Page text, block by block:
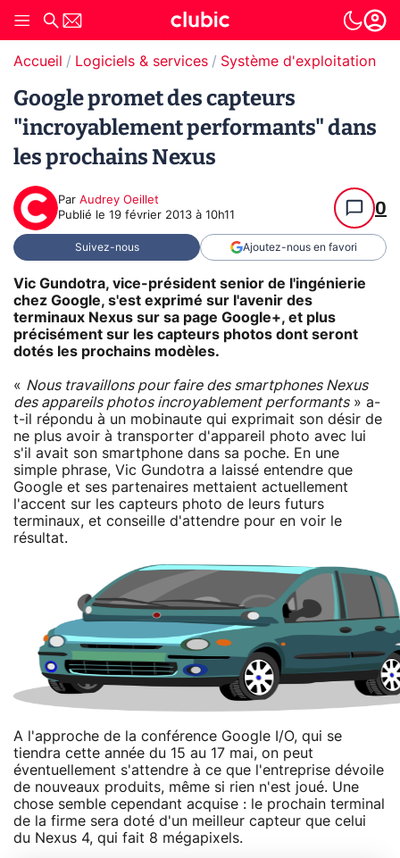
Accueil Logiciels & services Système d'exploitation
Google promet des capteurs
"incroyablement performants" dans
les prochains Nexus
Par Audrey Oeillet
Publié le 19 février 2013 à 10h11 0
Suivez-nous Ajoutez-nous en favori
Vic Gundotra, vice-président senior de l'ingénierie
chez Google, s'est exprimé sur l'avenir des
terminaux Nexus sur sa page Google+, et plus
précisément sur les capteurs photos dont seront
dotés les prochains modèles.
« Nous travaillons pour faire des smartphones Nexus
des appareils photos incroyablement performants» a-
t-il répondu à un mobinaute qui exprimait son désir de
ne plus avoir à transporter d'appareil photo avec lui
s'il avait son smartphone dans sa poche. En une
simple phrase, Vic Gundotra a laissé entendre que
Google et ses partenaires mettaient actuellement
l'accent sur les capteurs photo de leurs futurs
terminaux, et conseille d'attendre pour en voir le
résultat.
A l'approche de la conférence Google I/O, qui se
tiendra cette année du 15 au 17 mai, on peut
éventuellement s'attendre à ce que l'entreprise dévoile
de nouveaux produits, même si rien n'est joué. Une
chose semble cependant acquise : le prochain terminal
de la firme sera doté d'un meilleur capteur que celui
du Nexus 4, qui fait 8 mégapixels.